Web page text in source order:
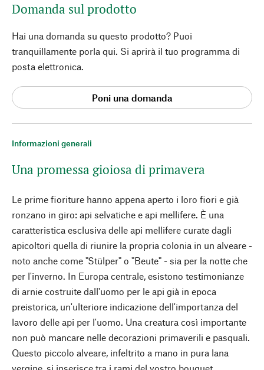
Informazioni generali
Una promessa gioiosa di primavera
Le prime fioriture hanno appena aperto i loro fiori e già
ronzano in giro: api selvatiche e api mellifere. È una
caratteristica esclusiva delle api mellifere curate dagli
apicoltori quella di riunire la propria colonia in un alveare -
noto anche come "Stülper" o "Beute" - sia per la notte che
per l'inverno. In Europa centrale, esistono testimonianze
di arnie costruite dall'uomo per le api già in epoca
preistorica, un'ulteriore indicazione dell'importanza del
lavoro delle api per l'uomo. Una creatura così importante
non può mancare nelle decorazioni primaverili e pasquali.
Questo piccolo alveare, infeltrito a mano in pura lana
Domanda sul prodotto
Hai una domanda su questo prodotto? Puoi
tranquillamente porla qui. Si aprirà il tuo programma di
posta elettronica.
Poni una domanda